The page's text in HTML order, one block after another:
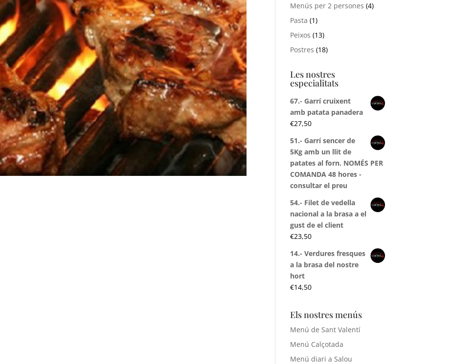
Menús per 2 persones (4)
Pasta (1)
Peixos (13)
Postres (18)
Les nostres
especialitats
67.- Garrí cruixent
amb patata panadera
€27,50
51.- Garrí sencer de
5Kg amb un llit de
patates al forn. NOMÉS PER
COMANDA 48 hores -
consultar el preu
54.- Filet de vedella
nacional a la brasa a el
gust de el client
€23,50
14.- Verdures fresques
a la brasa del nostre
hort
€14,50
Els nostres menús
Menú de Sant Valentí
Menú Calçotada
Menú diari a Salou